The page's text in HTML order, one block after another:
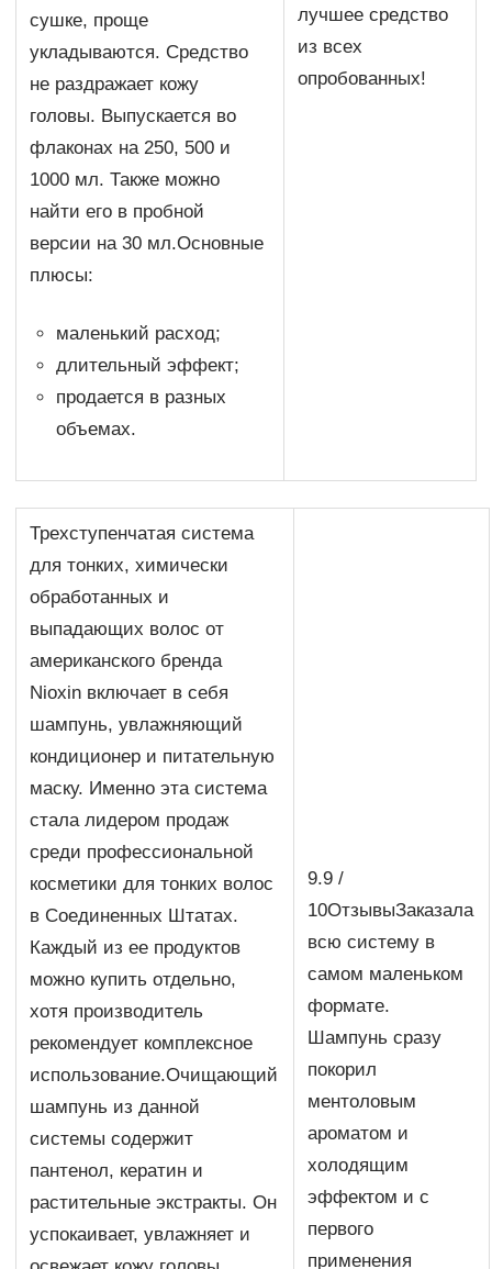
сушке, проще
укладываются. Средство
не раздражает кожу
головы. Выпускается во
флаконах на 250, 500 и
1000 мл. Также можно
найти его в пробной
версии на 30 мл.Основные
плюсы:
маленький расход;
длительный эффект;
продается в разных
объемах.
лучшее средство
из всех
опробованных!
Трехступенчатая система
для тонких, химически
обработанных и
выпадающих волос от
американского бренда
Nioxin включает в себя
шампунь, увлажняющий
кондиционер и питательную
маску. Именно эта система
стала лидером продаж
среди профессиональной
косметики для тонких волос
в Соединенных Штатах.
Каждый из ее продуктов
можно купить отдельно,
хотя производитель
рекомендует комплексное
использование.Очищающий
шампунь из данной
системы содержит
пантенол, кератин и
растительные экстракты. Он
успокаивает, увлажняет и
9.9 /
10ОтзывыЗаказала
всю систему в
самом маленьком
формате.
Шампунь сразу
покорил
ментоловым
ароматом и
холодящим
эффектом и с
первого
применения